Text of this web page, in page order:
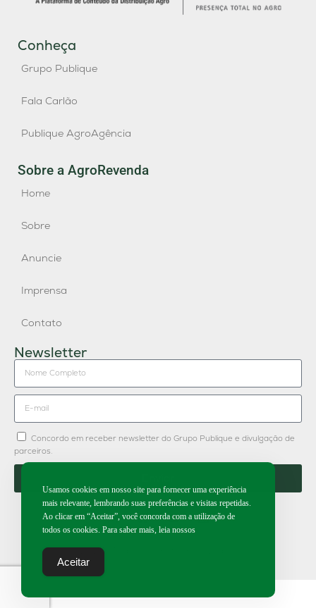
Conheça
Grupo Publique
Fala Carlão
Publique AgroAgência
Sobre a AgroRevenda
Home
Sobre
Anuncie
Imprensa
Contato
Newsletter
Concordo em receber newsletter do Grupo Publique e divulgação de
parceiros.
2026 | Todos os direitos reservados.
Usamos cookies em nosso site para fornecer uma experiência
mais relevante, lembrando suas preferências e visitas repetidas.
Ao clicar em “Aceitar”, você concorda com a utilização de
todos os cookies. Para saber mais, leia nossos
Aceitar